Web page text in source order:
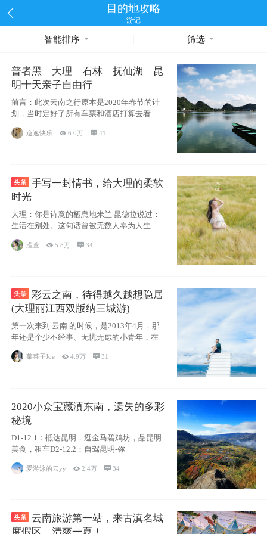
目的地攻略
游记
智能排序 筛选
普者黑—大理—石林—抚仙湖—昆
明十天亲子自由行
前言：此次云南之行原本是2020年春节的计
划，当时定好了所有车票和酒店打算去看红
嘴鸥，但是一场突如其来的
逸逸快乐 6.0万 41
手写一封情书，给大理的柔软
时光
大理：你是诗意的栖息地米兰 昆德拉说过：
生活在别处。这句话曾被无数人奉为人生信
滢萱  5.8万  34
彩云之南，待得越久越想隐居
(大理丽江西双版纳三城游)
第一次来到 云南 的时候，是2013年4月，那
年还是个少不经事、无忧无虑的小青年，在
菜菜子Joe 4.9万 31
2020小众宝藏滇东南，遗失的多彩
秘境
D1-12.1：抵达昆明，逛金马碧鸡坊，品昆明
美食，租车D2-12.2：自驾昆明-弥
爱游泳的云yy 2.4万  34
云南旅游第一站，来古滇名城